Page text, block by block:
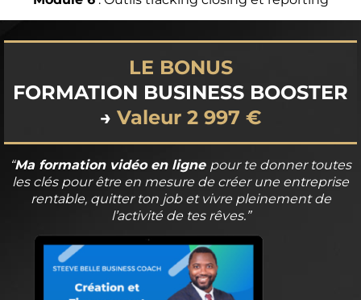
LE BONUS
FORMATION BUSINESS BOOSTER
→ Valeur 2 997 €
“Ma formation vidéo en ligne pour te donner toutes
les clés pour être en mesure de créer une entreprise
rentable, quitter ton job et vivre pleinement de
l’activité de tes rêves.”